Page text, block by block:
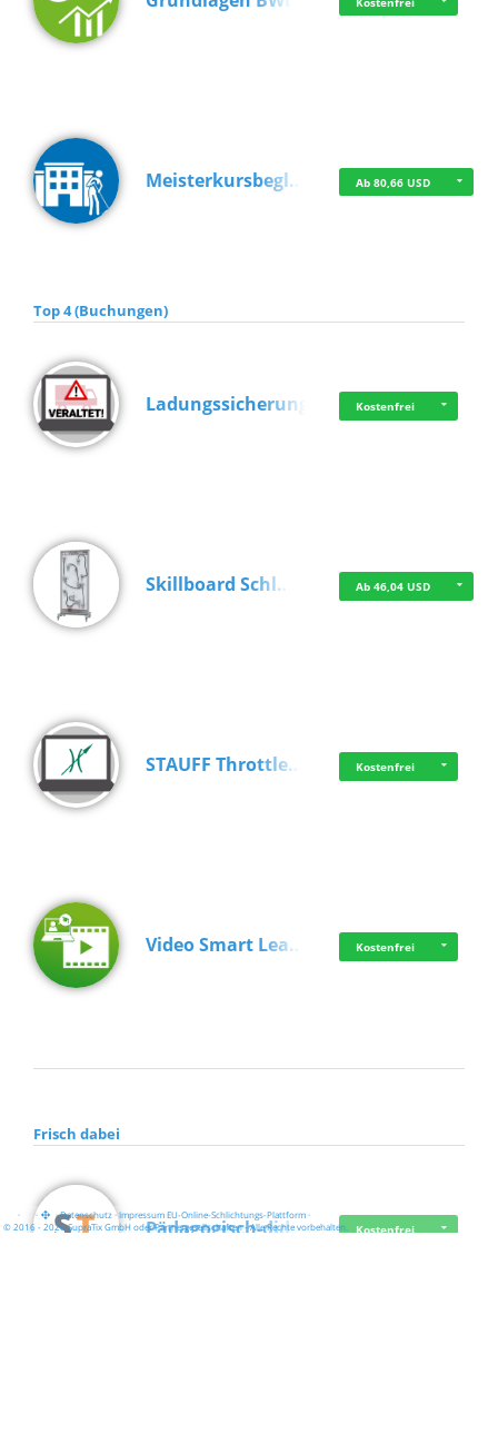
Meisterkursbegl… Ab 80,66 USD
Top 4 (Buchungen)
Ladungssicherung Kostenfrei
Skillboard Schl… Ab 46,04 USD
STAUFF Throttle… Kostenfrei
Video Smart Lea… Kostenfrei
Frisch dabei
Pädagogisch-did… Kostenfrei
· · ·Datenschutz·Impressum EU-Online-Schlichtungs-Plattform·
© 2016 - 2026 SupraTix GmbH oder Partnergesellschaften - Alle Rechte vorbehalten.